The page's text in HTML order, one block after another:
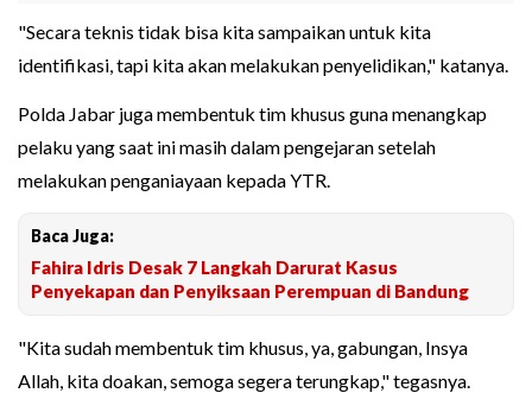
"Secara teknis tidak bisa kita sampaikan untuk kita
identifikasi, tapi kita akan melakukan penyelidikan," katanya.
Polda Jabar juga membentuk tim khusus guna menangkap
pelaku yang saat ini masih dalam pengejaran setelah
melakukan penganiayaan kepada YTR.
Baca Juga:
Fahira Idris Desak 7 Langkah Darurat Kasus
Penyekapan dan Penyiksaan Perempuan di Bandung
"Kita sudah membentuk tim khusus, ya, gabungan, Insya
Allah, kita doakan, semoga segera terungkap," tegasnya.